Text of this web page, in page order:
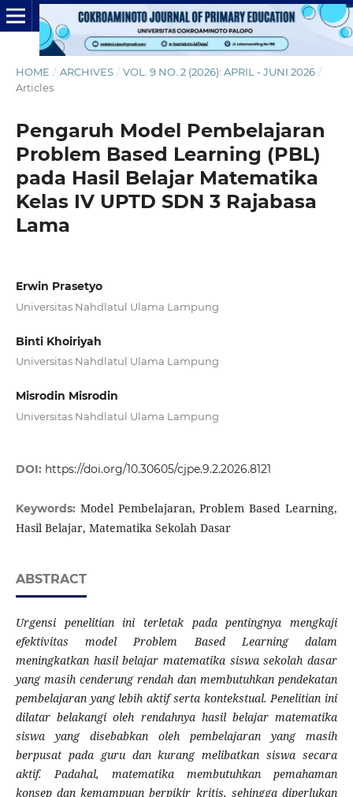
HOME / ARCHIVES / VOL. 9 NO. 2 (2026): APRIL - JUNI 2026 /
Articles
Pengaruh Model Pembelajaran
Problem Based Learning (PBL)
pada Hasil Belajar Matematika
Kelas IV UPTD SDN 3 Rajabasa
Lama
Erwin Prasetyo
Universitas Nahdlatul Ulama Lampung
Binti Khoiriyah
Universitas Nahdlatul Ulama Lampung
Misrodin Misrodin
Universitas Nahdlatul Ulama Lampung
DOI: https://doi.org/10.30605/cjpe.9.2.2026.8121
Keywords: Model Pembelajaran, Problem Based Learning,
Hasil Belajar, Matematika Sekolah Dasar
ABSTRACT
Urgensi penelitian ini terletak pada pentingnya mengkaji
efektivitas
model Problem Based Learning
dalam
meningkatkan hasil belajar matematika siswa sekolah dasar
yang masih cenderung rendah dan membutuhkan pendekatan
pembelajaran yang lebih aktif serta kontekstual. Penelitian ini
dilatar belakangi oleh rendahnya hasil belajar matematika
siswa yang disebabkan oleh pembelajaran yang masih
berpusat pada guru dan kurang melibatkan siswa secara
aktif. Padahal, matematika membutuhkan pemahaman
konsep dan kemampuan berpikir kritis, sehingga diperlukan